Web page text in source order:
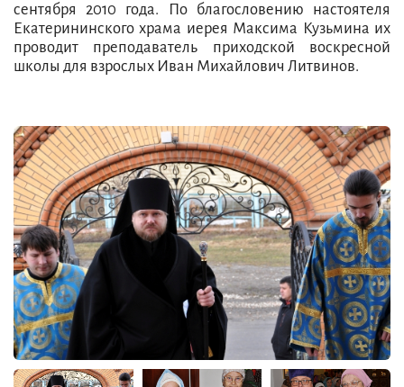
сентября 2010 года. По благословению настоятеля
Екатерининского храма иерея Максима Кузьмина их
проводит преподаватель приходской воскресной
школы для взрослых Иван Михайлович Литвинов.